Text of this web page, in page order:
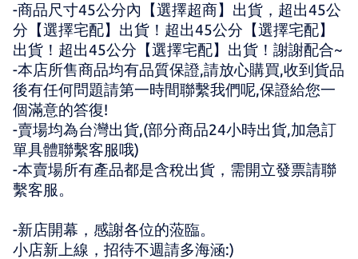
-商品尺寸45公分內【選擇超商】出貨，超出45公
分【選擇宅配】出貨！超出45公分【選擇宅配】
出貨！超出45公分【選擇宅配】出貨！謝謝配合~
-本店所售商品均有品質保證,請放心購買,收到貨品
後有任何問題請第一時間聯繫我們呢,保證給您一
個滿意的答復!
-賣場均為台灣出貨,(部分商品24小時出貨,加急訂
單具體聯繫客服哦)
-本賣場所有產品都是含稅出貨，需開立發票請聯
繫客服。
-新店開幕，感謝各位的蒞臨。
小店新上線，招待不週請多海涵:)